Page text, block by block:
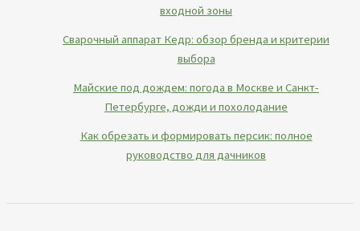
входной зоны
Сварочный аппарат Кедр: обзор бренда и критерии
выбора
Майские под дождем: погода в Москве и Санкт-
Петербурге, дожди и похолодание
Как обрезать и формировать персик: полное
руководство для дачников